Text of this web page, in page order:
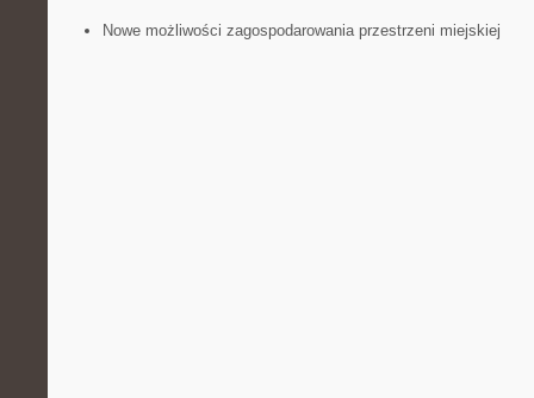
Nowe możliwości ​zagospodarowania przestrzeni miejskiej